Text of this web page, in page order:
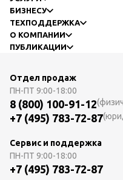
БИЗНЕСУ
ТЕХПОДДЕРЖКА
О КОМПАНИИ
ПУБЛИКАЦИИ
Отдел продаж
ПН-ПТ 9:00-18:00
8 (800) 100-91-12
+7 (495) 783-72-87
Сервис и поддержка
ПН-ПТ 9:00-18:00
+7 (495) 783-72-87